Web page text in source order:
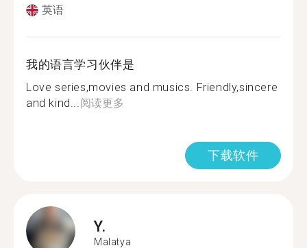
英语
我的语言学习伙伴是
Love series,movies and musics. Friendly,sincere
and kind...阅读更多
下载软件
Y.
Malatya